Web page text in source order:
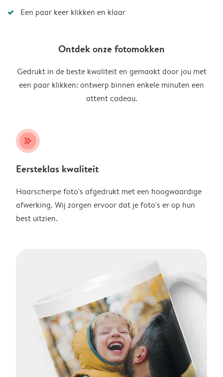
Een paar keer klikken en klaar
Ontdek onze fotomokken
Gedrukt in de beste kwaliteit en gemaakt door jou met
een paar klikken: ontwerp binnen enkele minuten een
attent cadeau.
stars_plus
Eersteklas kwaliteit
Haarscherpe foto's afgedrukt met een hoogwaardige
afwerking. Wij zorgen ervoor dat je foto's er op hun
best uitzien.